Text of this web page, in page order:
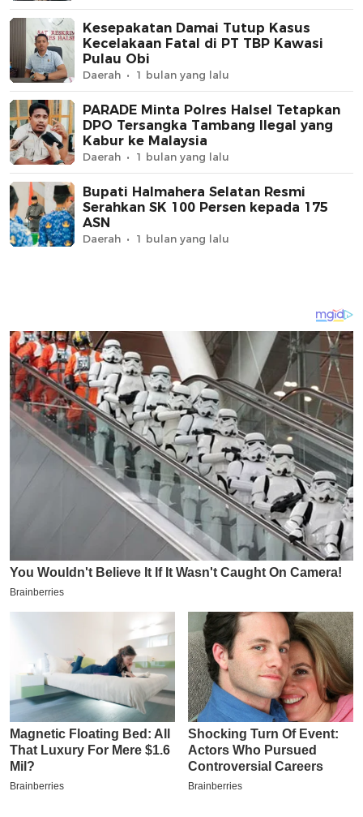
Kesepakatan Damai Tutup Kasus
Kecelakaan Fatal di PT TBP Kawasi
Pulau Obi
Daerah 1 bulan yang lalu
PARADE Minta Polres Halsel Tetapkan
DPO Tersangka Tambang Ilegal yang
Kabur ke Malaysia
Daerah 1 bulan yang lalu
Bupati Halmahera Selatan Resmi
Serahkan SK 100 Persen kepada 175
ASN
Daerah 1 bulan yang lalu